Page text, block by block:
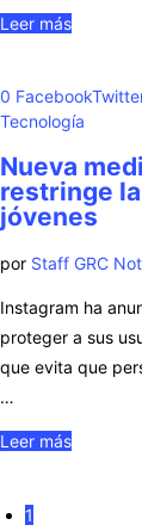
Leer más
0 Facebook
Tecnología
Nueva
restringe
jóvenes
por Staff GRC
Instagram ha
proteger a sus
que evita que
…
Leer más
1